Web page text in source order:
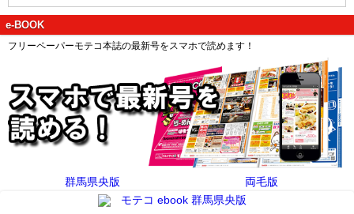
e-BOOK
フリーペーパーモテコ本誌の最新号をスマホで読めます！
群馬県央版 両毛版